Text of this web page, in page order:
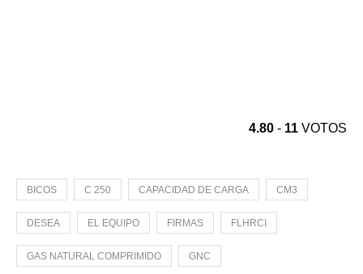
4.80 - 11 VOTOS
BICOS C 250 CAPACIDAD DE CARGA CM3
DESEA EL EQUIPO FIRMAS FLHRCI
GAS NATURAL COMPRIMIDO GNC